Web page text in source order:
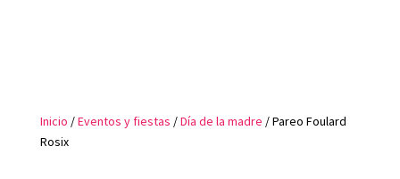
Inicio /Eventos y fiestas /Día de la madre / Pareo Foulard
Rosix